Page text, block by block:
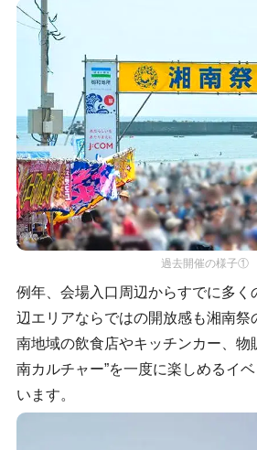
過去開催の様子①
例年、会場入口周辺からすでに多く
辺エリアならではの開放感も湘南祭
南地域の飲食店やキッチンカー、物
南カルチャー”を一度に楽しめるイ
います。